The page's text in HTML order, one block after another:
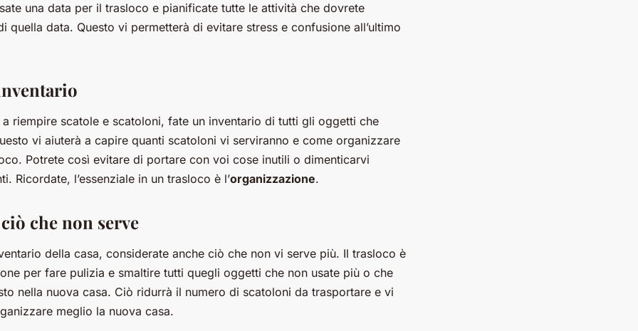
una data per il trasloco e pianificate tutte le attività che dovrete
quella data. Questo vi permetterà di evitare stress e confusione all’ultimo
riempire scatole e scatoloni, fate un inventario di tutti gli oggetti che
vi aiuterà a capire quanti scatoloni vi serviranno e come organizzare
Potrete così evitare di portare con voi cose inutili o dimenticarvi
Ricordate, l’essenziale in un trasloco è l’organizzazione.
che non serve
della casa, considerate anche ciò che non vi serve più. Il trasloco è
per fare pulizia e smaltire tutti quegli oggetti che non usate più o che
nella nuova casa. Ciò ridurrà il numero di scatoloni da trasportare e vi
meglio la nuova casa.